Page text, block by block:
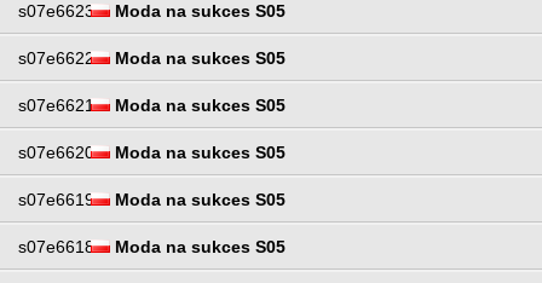
s07e6623 Moda na sukces S05
s07e6622 Moda na sukces S05
s07e6621 Moda na sukces S05
s07e6620 Moda na sukces S05
s07e6619 Moda na sukces S05
s07e6618 Moda na sukces S05